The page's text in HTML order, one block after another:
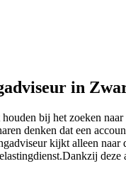
in
bij het zoeken
denken dat een
kijkt alleen